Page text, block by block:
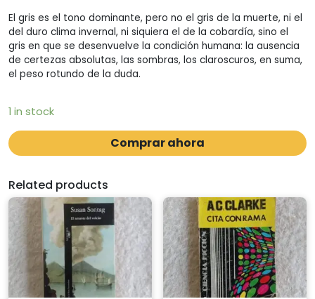
El gris es el tono dominante, pero no el gris de la muerte, ni el
del duro clima invernal, ni siquiera el de la cobardía, sino el
gris en que se desenvuelve la condición humana: la ausencia
de certezas absolutas, las sombras, los claroscuros, en suma,
el peso rotundo de la duda.
1 in stock
Comprar ahora
Related products